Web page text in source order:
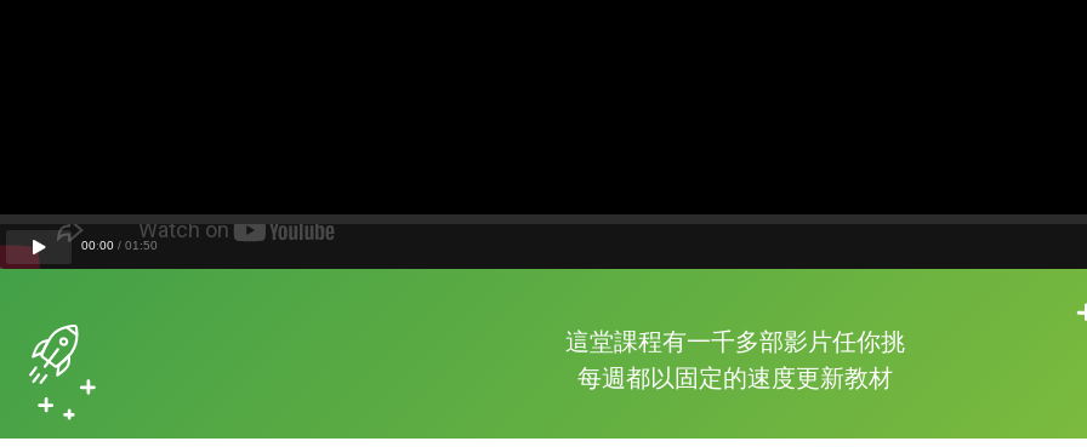
這堂課程有一千多部影片任你挑
每週都以固定的速度更新教材
的品牌故事
00:00 / 01 :50